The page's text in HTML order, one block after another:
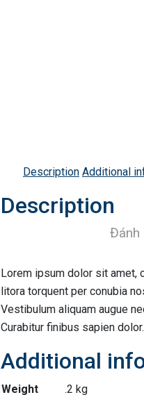
Description Additional
Description
Đánh
Lorem ipsum dolor sit amet,
litora torquent per conubia
Vestibulum aliquam augue
Curabitur finibus sapien
Additional
Weight
.2 kg